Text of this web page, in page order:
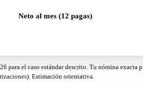
Neto al mes (12 pagas)
el caso estándar descrito. Tu nómina exacta
Estimación orientativa.